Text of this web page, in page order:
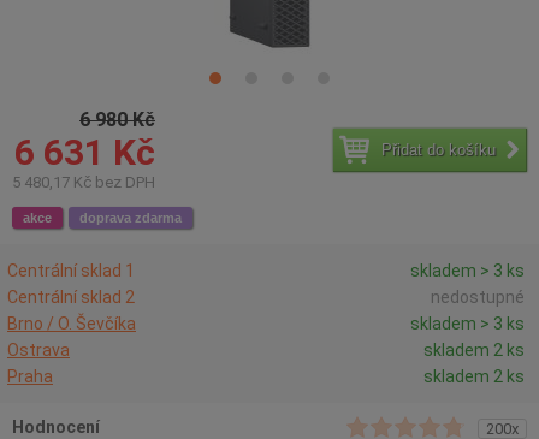
6 980 Kč
6 631 Kč
5 480,17 Kč bez DPH
Přidat do košíku
akce doprava zdarma
Centrální sklad 1
skladem > 3 ks
Centrální sklad 2
nedostupné
Brno / O. Ševčíka
skladem > 3 ks
Ostrava
skladem 2 ks
Praha
skladem 2 ks
Hodnocení 200x